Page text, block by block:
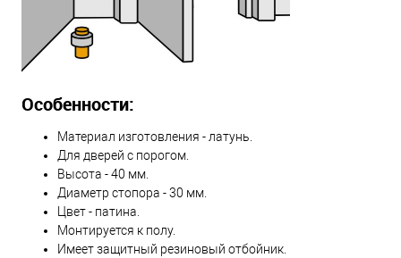
Особенности:
Материал изготовления - латунь.
Для дверей с порогом.
Высота - 40 мм.
Диаметр стопора - 30 мм.
Цвет - патина.
Монтируется к полу.
Имеет защитный резиновый отбойник.